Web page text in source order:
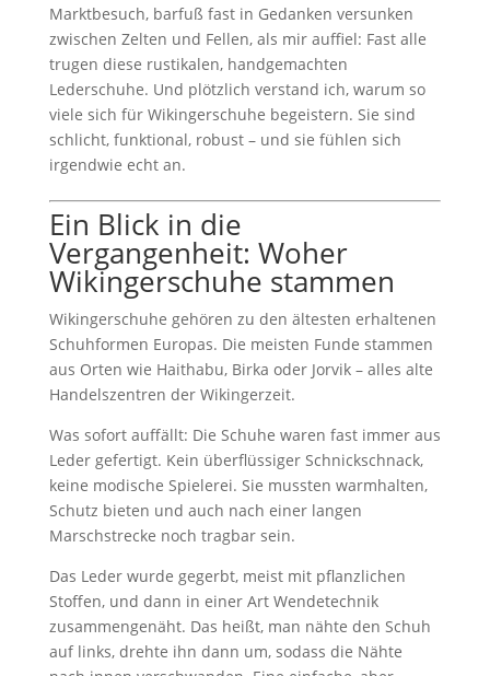
Marktbesuch, barfuß fast in Gedanken versunken
zwischen Zelten und Fellen, als mir auffiel: Fast alle
trugen diese rustikalen, handgemachten
Lederschuhe. Und plötzlich verstand ich, warum so
viele sich für Wikingerschuhe begeistern. Sie sind
schlicht, funktional, robust – und sie fühlen sich
irgendwie echt an.
Ein Blick in die
Vergangenheit: Woher
Wikingerschuhe stammen
Wikingerschuhe gehören zu den ältesten erhaltenen
Schuhformen Europas. Die meisten Funde stammen
aus Orten wie Haithabu, Birka oder Jorvik – alles alte
Handelszentren der Wikingerzeit.
Was sofort auffällt: Die Schuhe waren fast immer aus
Leder gefertigt. Kein überflüssiger Schnickschnack,
keine modische Spielerei. Sie mussten warmhalten,
Schutz bieten und auch nach einer langen
Marschstrecke noch tragbar sein.
Das Leder wurde gegerbt, meist mit pflanzlichen
Stoffen, und dann in einer Art Wendetechnik
zusammengenäht. Das heißt, man nähte den Schuh
auf links, drehte ihn dann um, sodass die Nähte